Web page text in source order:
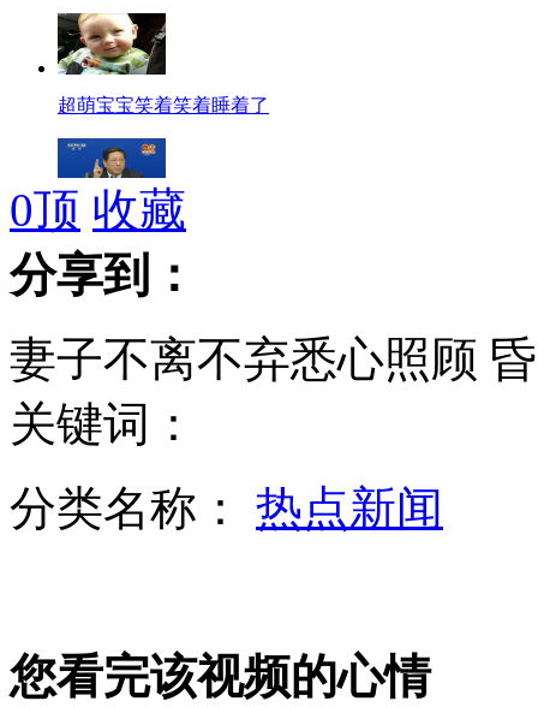
超萌宝宝笑着笑着睡着了
发改委主任张平：现行油价定价机制有两大缺陷
记者观察：朝鲜"软硬兼施" 对话尚存可能
约旦议员意见不合 议会上试图拔枪
0顶 收藏
分享到：
妻子不离不弃悉心照顾
关键词：
分类名称： 热点新闻
您看完该视频的心情